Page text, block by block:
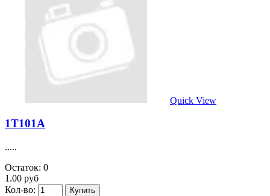
Quick View
1Т101А
.....
Остаток: 0
1.00 руб
Кол-во: